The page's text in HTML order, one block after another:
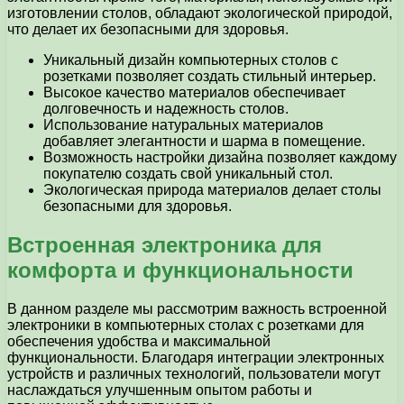
изготовлении столов, обладают экологической природой,
что делает их безопасными для здоровья.
Уникальный дизайн компьютерных столов с
розетками позволяет создать стильный интерьер.
Высокое качество материалов обеспечивает
долговечность и надежность столов.
Использование натуральных материалов
добавляет элегантности и шарма в помещение.
Возможность настройки дизайна позволяет каждому
покупателю создать свой уникальный стол.
Экологическая природа материалов делает столы
безопасными для здоровья.
Встроенная электроника для
комфорта и функциональности
В данном разделе мы рассмотрим важность встроенной
электроники в компьютерных столах с розетками для
обеспечения удобства и максимальной
функциональности. Благодаря интеграции электронных
устройств и различных технологий, пользователи могут
наслаждаться улучшенным опытом работы и